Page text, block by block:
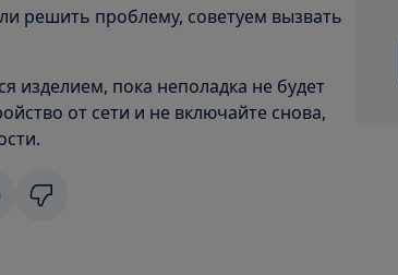
решить проблему, советуем вызвать
изделием, пока неполадка не будет
от сети и не включайте снова,